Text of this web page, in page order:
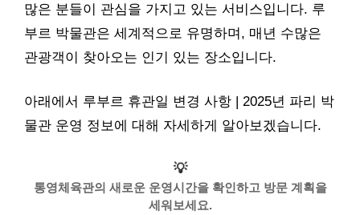
많은 분들이 관심을 가지고 있는 서비스입니다. 루
부르 박물관은 세계적으로 유명하며, 매년 수많은
관광객이 찾아오는 인기 있는 장소입니다.
아래에서 루부르 휴관일 변경 사항 | 2025년 파리 박
물관 운영 정보에 대해 자세하게 알아보겠습니다.
💡
통영체육관의 새로운 운영시간을 확인하고 방문 계획을
세워보세요.